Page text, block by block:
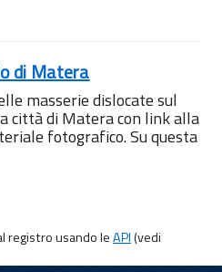
di Matera
masserie dislocate sul
città di Matera con link alla
fotografico. Su questa
registro usando leAPI(vedi